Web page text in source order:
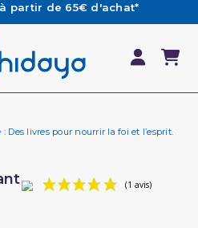
avant 15h (lun au Vend)
le jour même
notre FAQ
partir de 65€ d'achat*
Des livres pour nourrir la foi et l’esprit.